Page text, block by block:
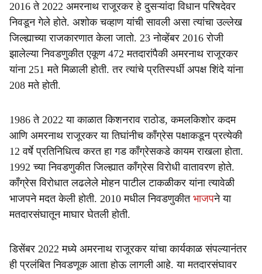
2016 ते 2022 अमरनाथ राजूरकर हे दुसऱ्यांदा विधान परिषदेवर
निवडून गेले होते. अशोक चव्हाण यांची सावली असा त्यांचा उल्लेख
जिल्ह्याच्या राजकारणात केला जातो. 23 नोव्हेंबर 2016 रोजी
झालेल्या निवडणुकीत एकूण 472 मतदारांपैकी अमरनाथ राजूरकर
यांना 251 मते मिळाली होती. तर त्यांचे प्रतिस्पर्धी अपक्ष शिंदे यांना
208 मते होती.
1986 ते 2022 या काळात किशनराव राठोड, कमलकिशोर कदम
आणि अमरनाथ राजूरकर या तिघांनीच काँग्रेस पक्षाकडून प्रत्येकी
12 वर्षे प्रतिनिधित्व करत हा गड काँग्रेसकडे कायम राखला होता.
1992 च्या निवडणुकीत जिल्ह्यात काँग्रेस विरोधी वातावरण होते.
काँग्रेस विरोधात लढलेले मोहन पाटील टाकळीकर यांना त्यावेळी
भाजपने मदत केली होती. 2010 मधील निवडणुकीतभाजपने या
मतदारसंघातून माघार घेतली होती.
डिसेंबर 2022 मध्ये अमरनाथ राजूरकर यांचा कार्यकाळ संपल्यानंतर
ही प्रलंबित निवडणूक आता होऊ लागली आहे. या मतदारसंघावर